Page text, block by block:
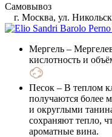
Самовывоз
г. Москва, ул.
Мергель –
кислотность и
Песок – В теплом
получаются более
и округлыми
сохраняют тепло,
ароматные вина.